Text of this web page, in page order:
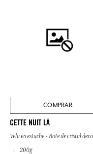
COMPRAR
CETTE NUIT LÀ
Vela en estuche - Bote de cristal
200g